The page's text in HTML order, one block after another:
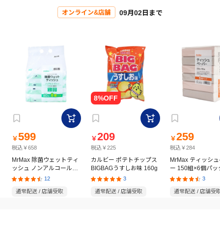
オンライン&店舗 09月02日まで
￥599
税込￥658
MrMax 除菌ウェットティ
ッシュ ノンアルコールタ
イプ 60枚×8個パック
12
通常配送 / 店舗受取
￥209
税込￥225
カルビー ポテトチップス
BIGBAGうすしお味 160g
3
通常配送 / 店舗受取
￥259
税込￥284
MrMax ティッシ
ー 150組×6個パッ
3
通常配送 / 店舗受